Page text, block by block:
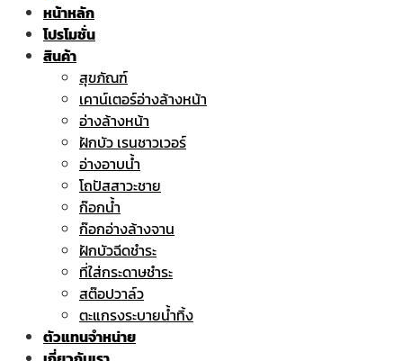
หน้าหลัก
โปรโมชั่น
สินค้า
สุขภัณฑ์
เคาน์เตอร์อ่างล้างหน้า
อ่างล้างหน้า
ฝักบัว เรนชาวเวอร์
อ่างอาบน้ำ
โถปัสสาวะชาย
ก๊อกน้ำ
ก๊อกอ่างล้างจาน
ฝักบัวฉีดชำระ
ที่ใส่กระดาษชำระ
สต๊อปวาล์ว
ตะแกรงระบายน้ำทิ้ง
ตัวแทนจำหน่าย